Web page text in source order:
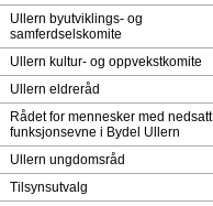
Ullern byutviklings- og
samferdselskomite
Ullern kultur- og oppvekstkomite
Ullern eldreråd
Rådet for mennesker med nedsatt
funksjonsevne i Bydel Ullern
Ullern ungdomsråd
Tilsynsutvalg